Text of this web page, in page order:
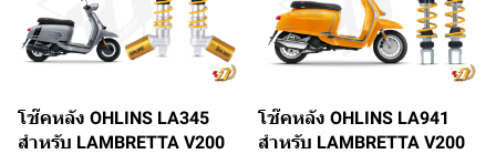
โช๊คหลัง OHLINS LA345
สำหรับ LAMBRETTA V200
โช๊คหลัง OHLINS LA941
สำหรับ LAMBRETTA V200